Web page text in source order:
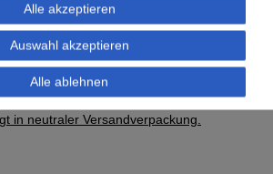
eignet sich ideal für den
mit transurethralem Katheter –
Pflegebereich als auch in Kliniken
in neutraler Versandverpackung.
Alle akzeptieren
Auswahl akzeptieren
Alle ablehnen